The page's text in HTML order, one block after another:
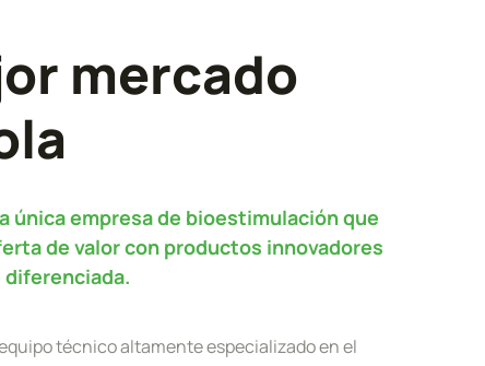
mercado
única empresa de bioestimulación que
de valor con productos innovadores
técnico altamente especializado en el